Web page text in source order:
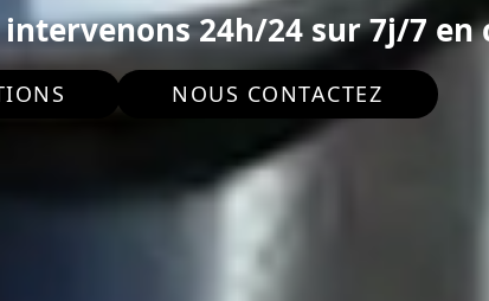
intervenons 24h/24 sur 7j/7 en
NOUS CONTACTEZ